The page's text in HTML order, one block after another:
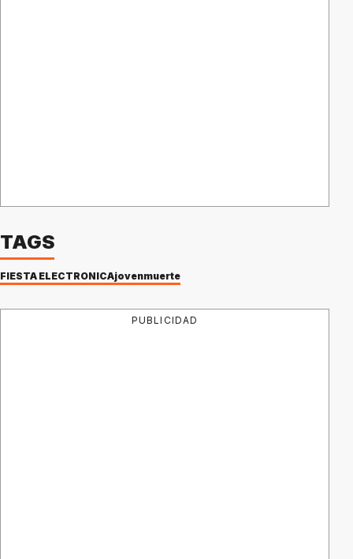
TAGS
FIESTA ELECTRÓNICAjovenmuerte
PUBLICIDAD